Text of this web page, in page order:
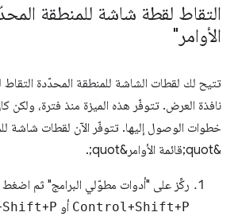
التقاط لقطة شاشة للمنطقة
الأوامر"
تتيح لك لقطات الشاشة للمنطقة المحدّدة
نافذة العرض. تتوفّر هذه الميزة منذ فترة، ولكن
خطوات الوصول إليها. تتوفّر الآن لقطات شاشة
&quot;قائمة الأوامر&quot;.
ركِّز على "أدوات مطوّلي البرامج" ثم
Control+Shift+P أو Shift+P